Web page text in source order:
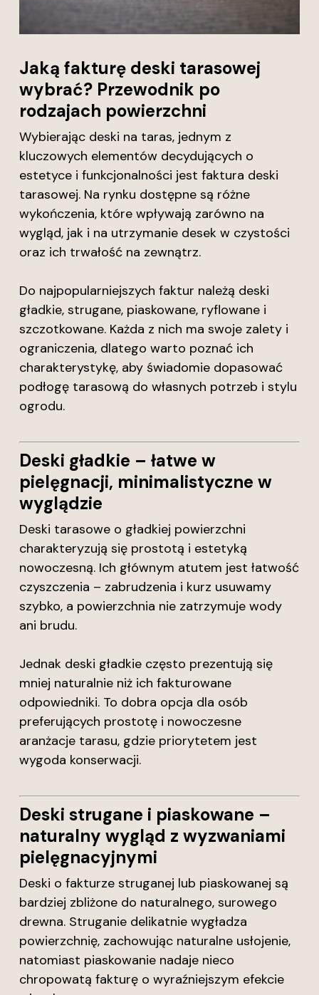
Jaką fakturę deski tarasowej
wybrać? Przewodnik po
rodzajach powierzchni
Wybierając deski na taras, jednym z
kluczowych elementów decydujących o
estetyce i funkcjonalności jest faktura deski
tarasowej. Na rynku dostępne są różne
wykończenia, które wpływają zarówno na
wygląd, jak i na utrzymanie desek w czystości
oraz ich trwałość na zewnątrz.
Do najpopularniejszych faktur należą deski
gładkie, strugane, piaskowane, ryflowane i
szczotkowane. Każda z nich ma swoje zalety i
ograniczenia, dlatego warto poznać ich
charakterystykę, aby świadomie dopasować
podłogę tarasową do własnych potrzeb i stylu
ogrodu.
Deski gładkie – łatwe w
pielęgnacji, minimalistyczne w
wyglądzie
Deski tarasowe o gładkiej powierzchni
charakteryzują się prostotą i estetyką
nowoczesną. Ich głównym atutem jest łatwość
czyszczenia – zabrudzenia i kurz usuwamy
szybko, a powierzchnia nie zatrzymuje wody
ani brudu.
Jednak deski gładkie często prezentują się
mniej naturalnie niż ich fakturowane
odpowiedniki. To dobra opcja dla osób
preferujących prostotę i nowoczesne
aranżacje tarasu, gdzie priorytetem jest
wygoda konserwacji.
Deski strugane i piaskowane –
naturalny wygląd z wyzwaniami
pielęgnacyjnymi
Deski o fakturze struganej lub piaskowanej są
bardziej zbliżone do naturalnego, surowego
drewna. Struganie delikatnie wygładza
powierzchnię, zachowując naturalne usłojenie,
natomiast piaskowanie nadaje nieco
chropowatą fakturę o wyraźniejszym efekcie